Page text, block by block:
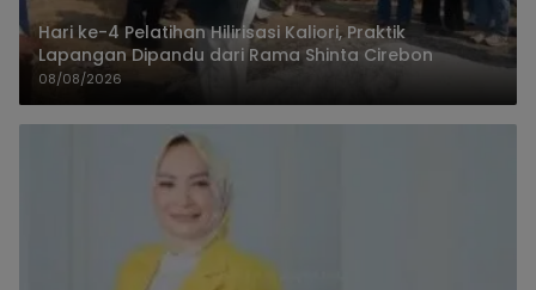
Hari ke-4 Pelatihan Hilirisasi Kaliori, Praktik
Lapangan Dipandu dari Rama Shinta Cirebon
08/08/2026